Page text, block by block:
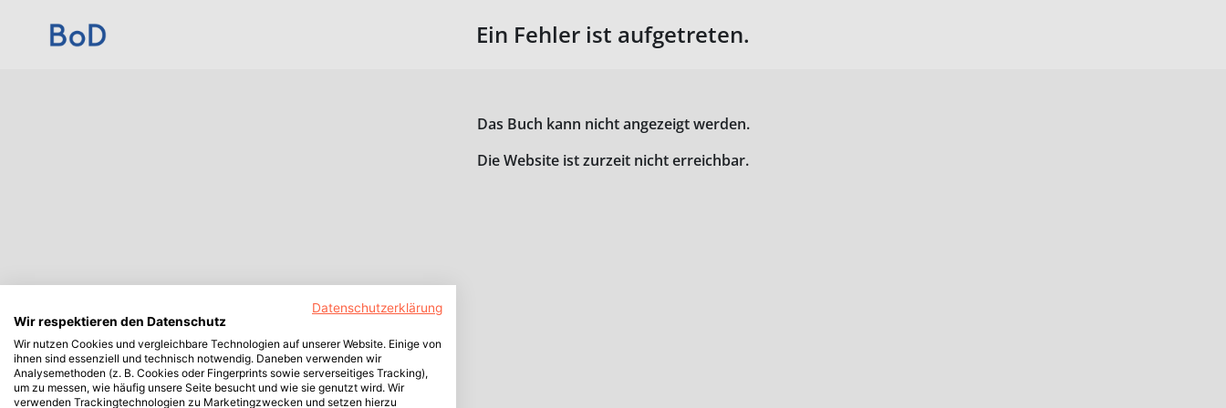
Ein Fehler ist aufgetreten.
Das Buch kann nicht angezeigt werden.
Die Website ist zurzeit nicht erreichbar.
Datenschutzerklärung
Wir respektieren den Datenschutz
Wir nutzen Cookies und vergleichbare Technologien auf unserer Website. Einige von
ihnen sind essenziell und technisch notwendig. Daneben verwenden wir
Analysemethoden (z. B. Cookies oder Fingerprints sowie serverseitiges Tracking),
um zu messen, wie häufig unsere Seite besucht und wie sie genutzt wird. Wir
verwenden Trackingtechnologien zu Marketingzwecken und setzen hierzu